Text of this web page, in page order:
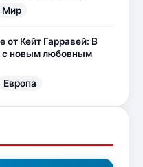
Мир
Кейт Гарравей: В
с новым любовным
Европа